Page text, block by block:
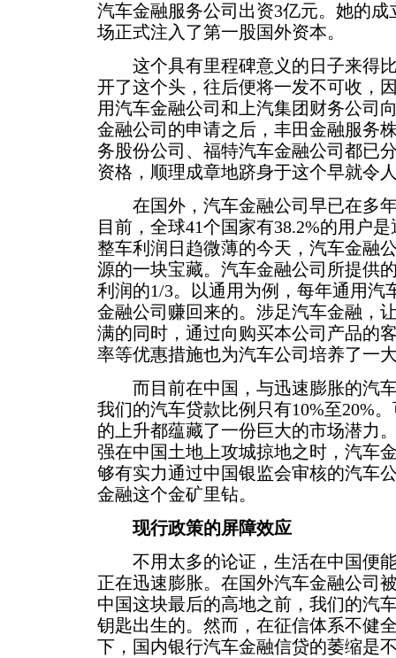
汽车金融服务公司出资3亿元。她的
场正式注入了第一股国外资本。
这个具有里程碑意义的日子来得比
开了这个头，往后便将一发不可收，
用汽车金融公司和上汽集团财务公司
金融公司的申请之后，丰田金融服务
务股份公司、福特汽车金融公司都已
资格，顺理成章地跻身于这个早就令
在国外，汽车金融公司早已在多年
目前，全球41个国家有38.2%的用户
整车利润日趋微薄的今天，汽车金融
源的一块宝藏。汽车金融公司所提供
利润的1/3。以通用为例，每年通用汽
金融公司赚回来的。涉足汽车金融，
满的同时，通过向购买本公司产品的
率等优惠措施也为汽车公司培养了一
而目前在中国，与迅速膨胀的汽车
我们的汽车贷款比例只有10%至20%
的上升都蕴藏了一份巨大的市场潜力
强在中国土地上攻城掠地之时，汽车
够有实力通过中国银监会审核的汽车
金融这个金矿里钻。
现行政策的屏障效应
不用太多的论证，生活在中国便能
正在迅速膨胀。在国外汽车金融公司
中国这块最后的高地之前，我们的汽
钥匙出生的。然而，在征信体系不健
下，国内银行汽车金融信贷的萎缩是